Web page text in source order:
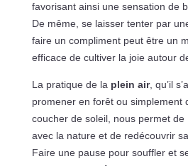
favorisant ainsi une sensation de
De même, se laisser tenter par
faire un compliment peut être un
efficace de cultiver la joie autour
La pratique de la plein air, qu’il
promener en forêt ou simplement
coucher de soleil, nous permet
avec la nature et de redécouvrir
Faire une pause pour souffler et